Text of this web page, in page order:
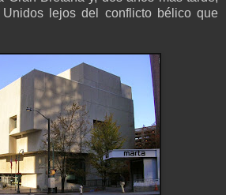
lejos del conflicto bélico que